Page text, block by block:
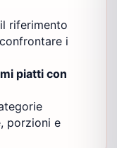
riferimento
i
piatti con
porzioni e